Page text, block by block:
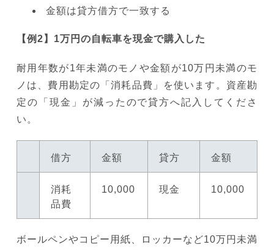
金額は貸方借方で一致する
【例2】1万円の自転車を現金で購入した
耐用年数が1年未満のモノや金額が10万円未満のモ
ノは、費用勘定の「消耗品費」を使います。資産勘
定の「現金」が減ったので貸方へ記入してくださ
い。
借方 金額 貸方 金額
消耗
品費
10,000 現金 10,000
ボールペンやコピー用紙、ロッカーなど10万円未満